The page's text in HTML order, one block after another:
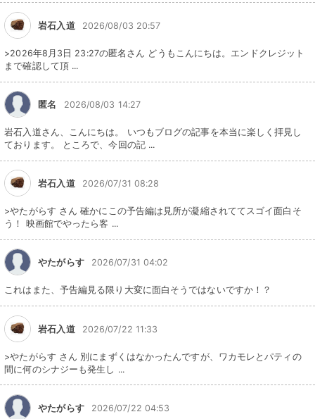
岩石入道 2026/08/03 20:57
>2026年8月3日 23:27の匿名さん どうもこんにちは。エンドクレジット
まで確認して頂 ...
匿名 2026/08/03 14:27
岩石入道さん、こんにちは。 いつもブログの記事を本当に楽しく拝見し
ております。 ところで、今回の記 ...
岩石入道 2026/07/31 08:28
>やたがらす さん 確かにこの予告編は見所が凝縮されててスゴイ面白そ
う！ 映画館でやったら客 ...
やたがらす 2026/07/31 04:02
これはまた、予告編見る限り大変に面白そうではないですか！？
岩石入道 2026/07/22 11:33
>やたがらす さん 別にまずくはなかったんですが、ワカモレとパティの
間に何のシナジーも発生し ...
やたがらす 2026/07/22 04:53